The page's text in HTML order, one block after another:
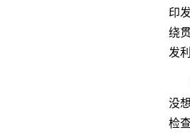
印
绕
发
没
检